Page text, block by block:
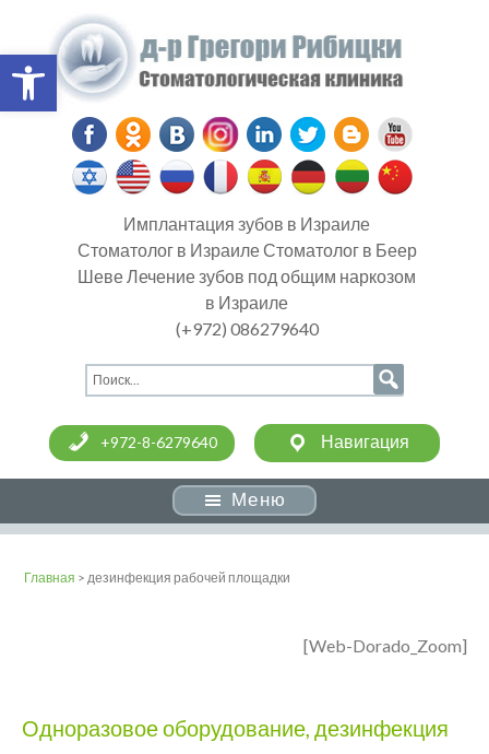
Open toolbar
Имплантация зубов в Израиле
Стоматолог в Израиле Стоматолог в Беер
Шеве Лечение зубов под общим наркозом
в Израиле
(+972) 086279640
+972-8-6279640 Навигация
Меню
Главная > дезинфекция рабочей площадки
[Web-Dorado_Zoom]
Одноразовое оборудование, дезинфекция